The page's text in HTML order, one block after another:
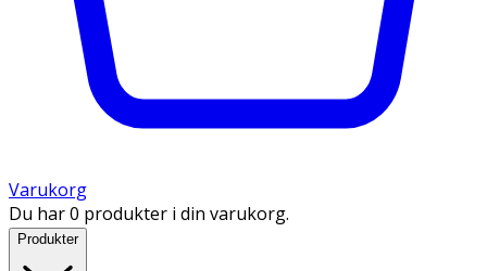
Varukorg
Du har 0 produkter i din varukorg.
Produkter